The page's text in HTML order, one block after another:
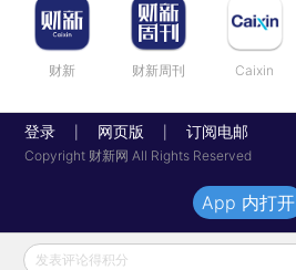
财新 财新周刊 Caixin
登录 网页版 订阅电邮
Copyright 财新网 All Rights Reserved
发表评论得积分
App 内打开